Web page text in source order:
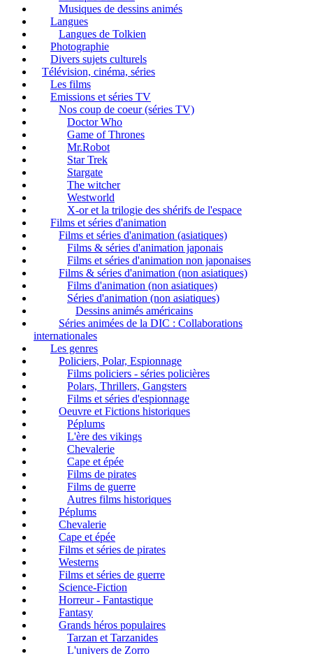
Musiques de dessins animés
Langues
Langues de Tolkien
Photographie
Divers sujets culturels
Télévision, cinéma, séries
Les films
Emissions et séries TV
Nos coup de coeur (séries TV)
Doctor Who
Game of Thrones
Mr.Robot
Star Trek
Stargate
The witcher
Westworld
X-or et la trilogie des shérifs de l'espace
Films et séries d'animation
Films et séries d'animation (asiatiques)
Films & séries d'animation japonais
Films et séries d'animation non japonaises
Films & séries d'animation (non asiatiques)
Films d'animation (non asiatiques)
Séries d'animation (non asiatiques)
Dessins animés américains
Séries animées de la DIC : Collaborations
internationales
Les genres
Policiers, Polar, Espionnage
Films policiers - séries policières
Polars, Thrillers, Gangsters
Films et séries d'espionnage
Oeuvre et Fictions historiques
Péplums
L'ère des vikings
Chevalerie
Cape et épée
Films de pirates
Films de guerre
Autres films historiques
Péplums
Chevalerie
Cape et épée
Films et séries de pirates
Westerns
Films et séries de guerre
Science-Fiction
Horreur - Fantastique
Fantasy
Grands héros populaires
Tarzan et Tarzanides
L'univers de Zorro